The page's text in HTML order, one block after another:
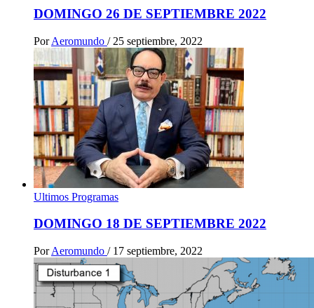
DOMINGO 26 DE SEPTIEMBRE 2022
Por Aeromundo / 25 septiembre, 2022
Ultimos Programas
DOMINGO 18 DE SEPTIEMBRE 2022
Por Aeromundo / 17 septiembre, 2022